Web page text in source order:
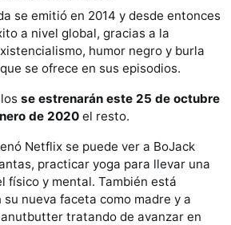
se emitió en 2014 y desde entonces
a nivel global, gracias a la
humor negro y burla
se ofrece en sus episodios.
se estrenarán este 25 de octubre
de 2020 el resto.
Netflix se puede ver a BoJack
practicar yoga para llevar una
físico y mental. También está
nueva faceta como madre y a
tratando de avanzar en